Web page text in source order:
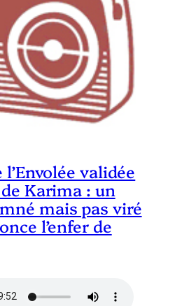
validée
Karima : un
mais pas viré
l’enfer de